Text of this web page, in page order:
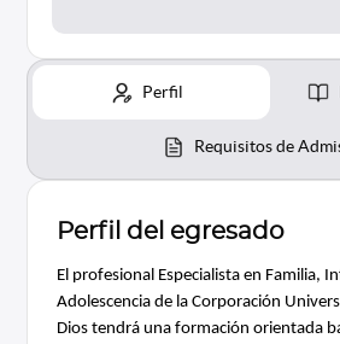
Perfil
Requisitos de
Perfil del egresado
El profesional Especialista en Familia,
Adolescencia de la Corporación
Dios tendrá una formación orientada